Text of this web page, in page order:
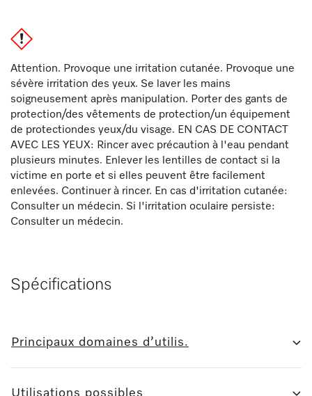
Attention. Provoque une irritation cutanée. Provoque une
sévère irritation des yeux. Se laver les mains
soigneusement après manipulation. Porter des gants de
protection/des vêtements de protection/un équipement
de protectiondes yeux/du visage. EN CAS DE CONTACT
AVEC LES YEUX: Rincer avec précaution à l'eau pendant
plusieurs minutes. Enlever les lentilles de contact si la
victime en porte et si elles peuvent être facilement
enlevées. Continuer à rincer. En cas d'irritation cutanée:
Consulter un médecin. Si l'irritation oculaire persiste:
Consulter un médecin.
Spécifications
Principaux domaines d’utilis.
Utilisations possibles